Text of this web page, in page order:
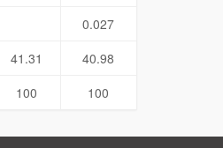
0.027
41.31
40.98
100 100